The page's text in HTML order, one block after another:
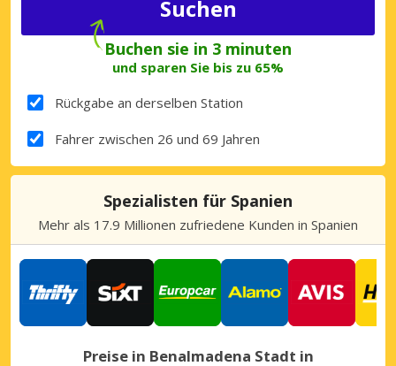
Buchen sie in 3 minuten
und sparen Sie bis zu 65%
Rückgabe an derselben Station
Fahrer zwischen 26 und 69 Jahren
Spezialisten für Spanien
Mehr als 17.9 Millionen zufriedene Kunden in Spanien
Preise in Benalmadena Stadt in